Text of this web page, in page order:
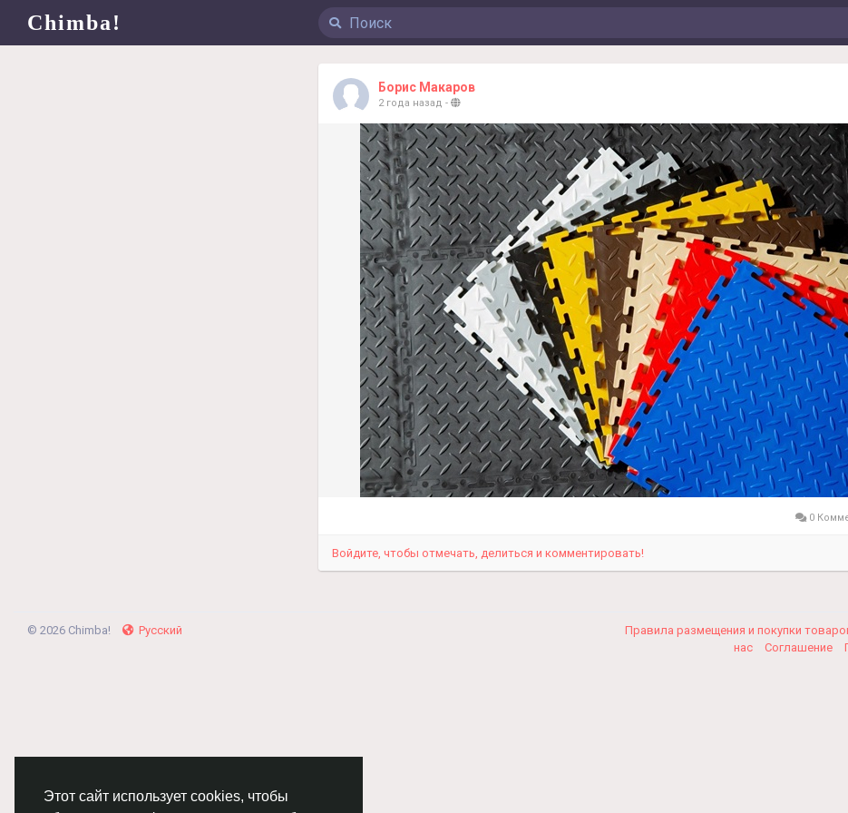
Этот сайт использует cookies, чтобы
Chimba!
Борис Макаров
2 года назад -
0
Войдите, чтобы отмечать, делиться и комментировать!
© 2026 Chimba! Русский Правила размещения и покупки
нас
Соглашение